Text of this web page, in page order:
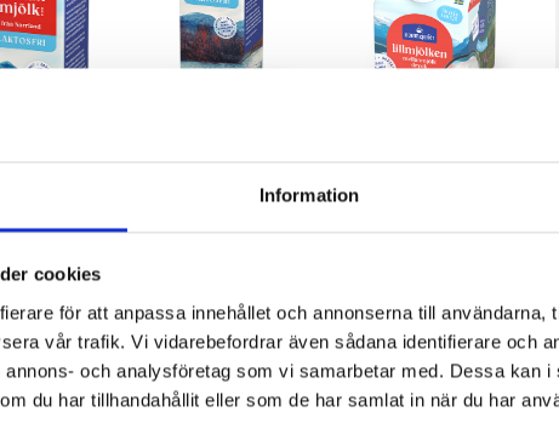
Information
cookies
för att anpassa innehållet och annonserna till användarna,
vår trafik. Vi vidarebefordrar även sådana identifierare och
och analysföretag som vi samarbetar med. Dessa kan
du har tillhandahållit eller som de har samlat in när du har
1,5% 1 liter
Mjölkdrycken
Laktosfri 3% 1
Mellanmjölk